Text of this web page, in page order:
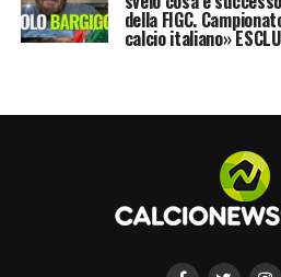
della FIGC.
calcio italiano»